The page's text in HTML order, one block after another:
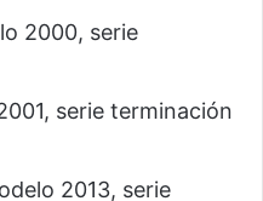
2000, serie
serie terminación
2013, serie